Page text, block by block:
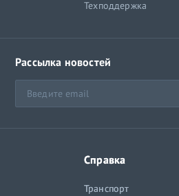
Техподдержка
Рассылка новостей
Справка
Транспорт